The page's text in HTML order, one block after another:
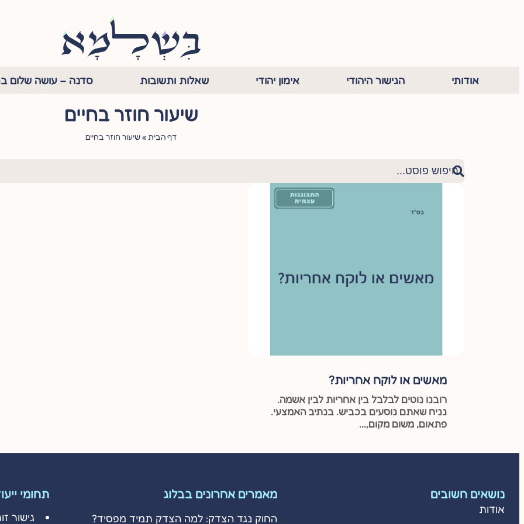
אודותי הגישור היהודי אימון יהודי שאלות ותשובות סדנה – עושה שלום
שיעור חוזר בחיים
דף הבית »שיעור חוזר בחיים
מאשים או לוקח אחריות?
רובנו נוטים לבלבל בין אחריות לבין אשמה.
נניח שאתם נוסעים בכביש. בנתיב האמצעי.
פתאום, משום מקום,...
נושאים חשובים
אודות
מאמרים אחרונים בבלוג
החוק נגד הצדק: למה הצדק תמיד מפסיד?
תחומי
גישור